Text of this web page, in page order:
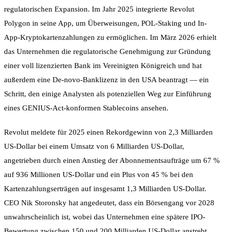
regulatorischen Expansion. Im Jahr 2025 integrierte Revolut
Polygon in seine App, um Überweisungen, POL-Staking und In-
App-Kryptokartenzahlungen zu ermöglichen. Im März 2026 erhielt
das Unternehmen die regulatorische Genehmigung zur Gründung
einer voll lizenzierten Bank im Vereinigten Königreich und hat
außerdem eine De-novo-Banklizenz in den USA beantragt — ein
Schritt, den einige Analysten als potenziellen Weg zur Einführung
eines GENIUS-Act-konformen Stablecoins ansehen.
Revolut meldete für 2025 einen Rekordgewinn von 2,3 Milliarden
US-Dollar bei einem Umsatz von 6 Milliarden US-Dollar,
angetrieben durch einen Anstieg der Abonnementsaufträge um 67 %
auf 936 Millionen US-Dollar und ein Plus von 45 % bei den
Kartenzahlungserträgen auf insgesamt 1,3 Milliarden US-Dollar.
CEO Nik Storonsky hat angedeutet, dass ein Börsengang vor 2028
unwahrscheinlich ist, wobei das Unternehmen eine spätere IPO-